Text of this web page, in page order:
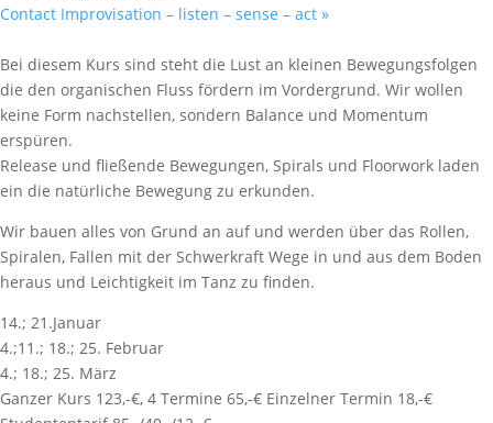
Contact Improvisation – listen – sense – act »
Bei diesem Kurs sind steht die Lust an kleinen Bewegungsfolgen
die den organischen Fluss fördern im Vordergrund. Wir wollen
keine Form nachstellen, sondern Balance und Momentum
erspüren.
Release und fließende Bewegungen, Spirals und Floorwork laden
ein die natürliche Bewegung zu erkunden.
Wir bauen alles von Grund an auf und werden über das Rollen,
Spiralen, Fallen mit der Schwerkraft Wege in und aus dem Boden
heraus und Leichtigkeit im Tanz zu finden.
14.; 21.Januar
4.;11.; 18.; 25. Februar
4.; 18.; 25. März
Ganzer Kurs 123,-€, 4 Termine 65,-€ Einzelner Termin 18,-€